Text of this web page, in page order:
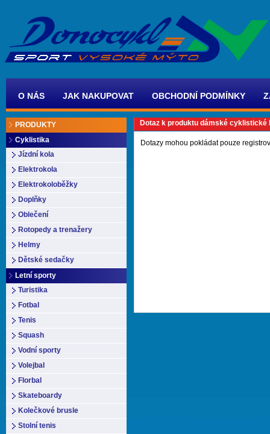
O NÁS JAK NAKUPOVAT OBCHODNÍ PODMÍNKY
PRODUKTY
Cyklistika
Jízdní kola
Elektrokola
Elektrokoloběžky
Doplňky
Oblečení
Rotopedy a trenažery
Helmy
Dětské sedačky
Letní sporty
Turistika
Fotbal
Tenis
Squash
Vodní sporty
Volejbal
Florbal
Skateboardy
Kolečkové brusle
Stolní tenis
Dotaz k produktu dámské cyklistické
Dotazy mohou pokládat pouze